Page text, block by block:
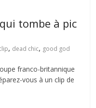
tombe à pic
, dead chic, good god
franco-britannique
vous à un clip de